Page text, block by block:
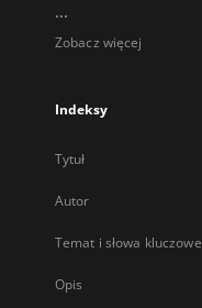
...
Zobacz więcej
Indeksy
Tytuł
Autor
Temat i słowa kluczowe
Opis